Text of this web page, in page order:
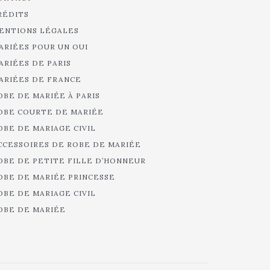
LÉGALES
POUR UN OUI
DE PARIS
DE FRANCE
DE MARIÉE À PARIS
COURTE DE MARIÉE
DE MARIAGE CIVIL
DE ROBE DE MARIÉE
DE PETITE FILLE D’HONNEUR
DE MARIÉE PRINCESSE
DE MARIAGE CIVIL
DE MARIÉE